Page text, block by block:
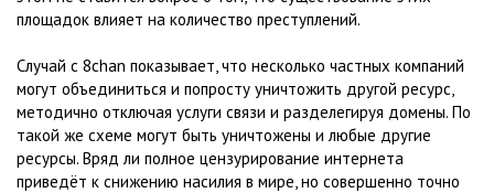
площадок влияет на количество преступлений.
Случай с 8chan показывает, что несколько частных компаний
могут объединиться и попросту уничтожить другой ресурс,
методично отключая услуги связи и разделегируя домены. По
такой же схеме могут быть уничтожены и любые другие
ресурсы. Вряд ли полное цензурирование интернета
приведёт к снижению насилия в мире, но совершенно точно